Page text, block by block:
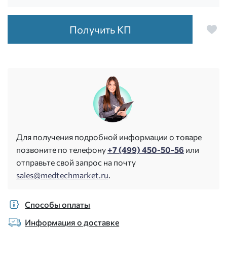
Получить КП
Для получения подробной информации о товаре
позвоните по телефону+7 (499) 450-50-56 или
отправьте свой запрос на почту
sales@medtechmarket.ru.
Способы оплаты
Информация о доставке